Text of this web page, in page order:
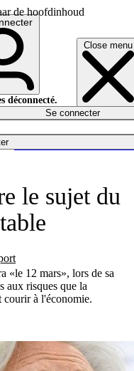
de hoofdinhoud
Close menu
déconnecté.
Se connecter
le sujet du
«le 12 mars», lors de sa
aux risques que la
courir à l'économie.